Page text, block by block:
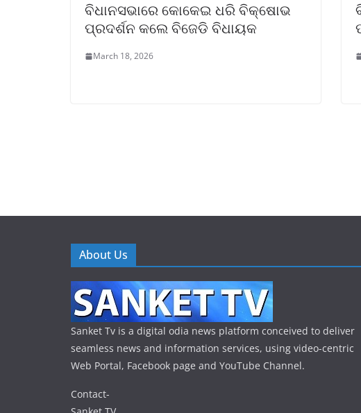
ବିଧାନସଭାରେ କୋକେଇ ଧରି ବିକ୍ଷୋଭ
ପ୍ରଦର୍ଶନ କଲେ ବିଜେଡି ବିଧାୟକ
March 18, 2026
About Us
Sanket Tv is a digital odia news platform conceived to deliver
seamless news and information services, using video-centric
Web Portal, Facebook page and YouTube Channel.
Contact-